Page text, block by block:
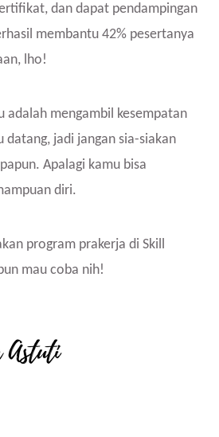
dan dapat pendampingan
membantu 42% pesertanya
lho!
adalah mengambil kesempatan
datang, jadi jangan sia-siakan
Apalagi kamu bisa
diri.
program prakerja di Skill
mau coba nih!